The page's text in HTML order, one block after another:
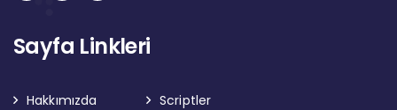
Sayfa Linkleri
Hakkımızda
Scriptler